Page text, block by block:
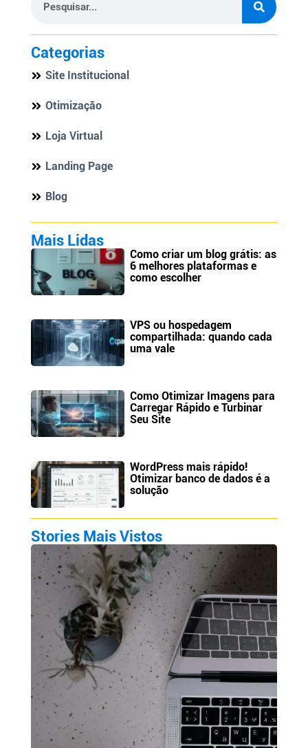
Categorias
Site Institucional
Otimização
Loja Virtual
Landing Page
Blog
Mais Lidas
Como criar um blog grátis: as
6 melhores plataformas e
como escolher
VPS ou hospedagem
compartilhada: quando cada
uma vale
Como Otimizar Imagens para
Carregar Rápido e Turbinar
Seu Site
WordPress mais rápido!
Otimizar banco de dados é a
solução
Stories Mais Vistos